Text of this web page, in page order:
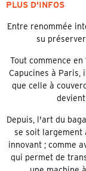
PLUS D'INFOS
Entre renommée
su
Tout commence
Capucines à
que celle à
Depuis, l'art du
se soit largement
innovant ; comme
qui permet de